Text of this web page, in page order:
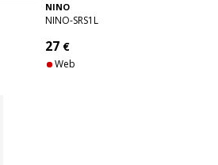
NINO
NINO-SRS1L
27 €
Web